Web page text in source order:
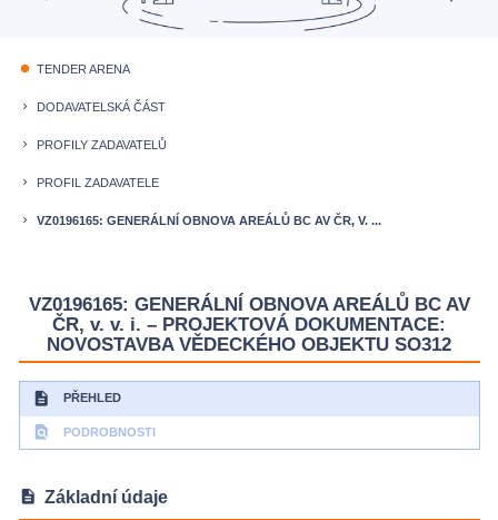
fiber_manual_record TENDER ARENA
keyboard_arrow_right DODAVATELSKÁ ČÁST
keyboard_arrow_right PROFILY ZADAVATELŮ
keyboard_arrow_right PROFIL ZADAVATELE
keyboard_arrow_right VZ0196165: GENERÁLNÍ OBNOVA AREÁLŮ BC AV ČR, V. ...
VZ0196165: GENERÁLNÍ OBNOVA AREÁLŮ BC AV
ČR, v. v. i. – PROJEKTOVÁ DOKUMENTACE:
NOVOSTAVBA VĚDECKÉHO OBJEKTU SO312
description PŘEHLED
find_in_page PODROBNOSTI
description Základní údaje